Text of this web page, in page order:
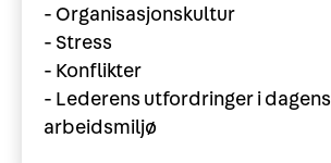
- Organisasjonskultur
- Stress
- Konflikter
- Lederens utfordringer i dagens
arbeidsmiljø